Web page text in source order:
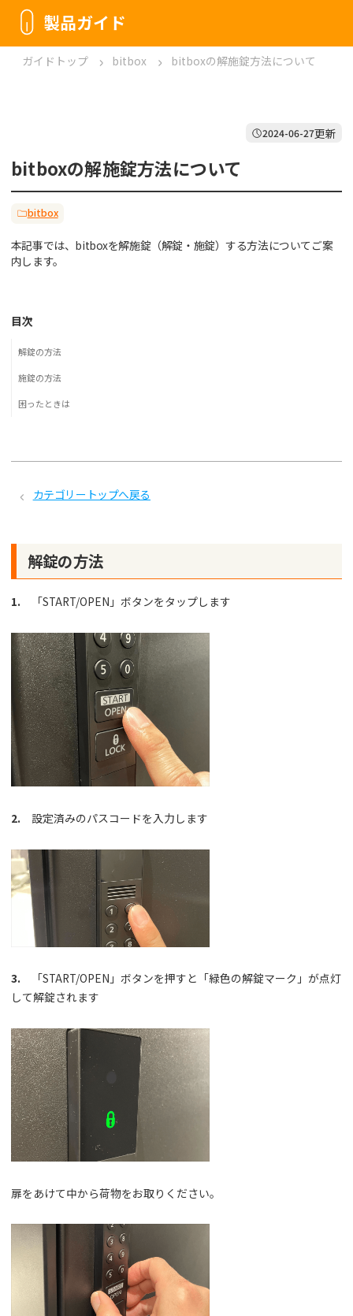
製品ガイド
ガイドトップ bitbox bitboxの解施錠方法について
2024-06-27更新
bitboxの解施錠方法について
bitbox
本記事では、bitboxを解施錠（解錠・施錠）する方法についてご案
内します。
目次
解錠の方法
施錠の方法
困ったときは
カテゴリートップへ戻る
解錠の方法
1. 「START/OPEN」ボタンをタップします
2. 設定済みのパスコードを入力します
3.
「START/OPEN」ボタンを押すと「緑色の解錠マーク」が点灯
して解錠されます
扉をあけて中から荷物をお取りください。